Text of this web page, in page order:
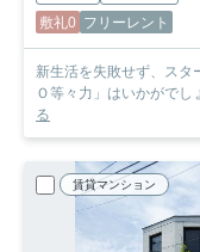
敷礼0 フリーレント
新生活を失敗せず、スタ
Ｏ等々力」はいかがでし
る
賃貸マンション